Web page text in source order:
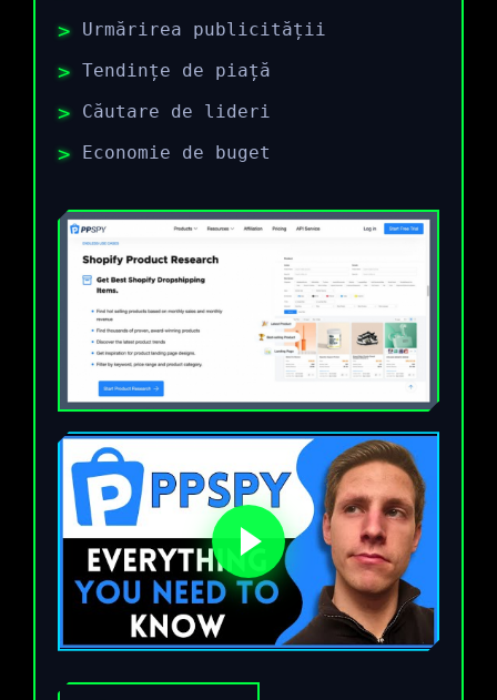
Urmărirea publicității
Tendințe de piață
Căutare de lideri
Economie de buget